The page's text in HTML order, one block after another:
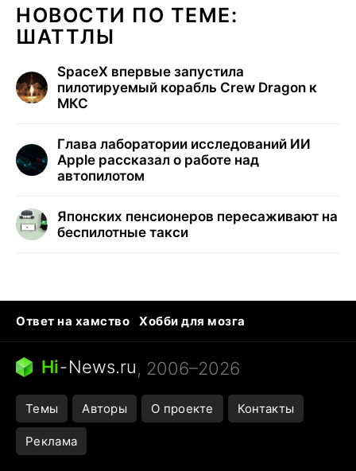
НОВОСТИ ПО ТЕМЕ:
ШАТТЛЫ
SpaceX впервые запустила
пилотируемый корабль Crew Dragon к
МКС
Глава лаборатории исследований ИИ
Apple рассказал о работе над
автопилотом
Японских пенсионеров пересаживают на
беспилотные такси
Ответ на хамство
Хобби для мозга
Бензин 100 и 95
Тунцы в океанариуме
Следующая пандемия
Hi-News.ru, 2006–2026
Темы Авторы О проекте Контакты
Реклама